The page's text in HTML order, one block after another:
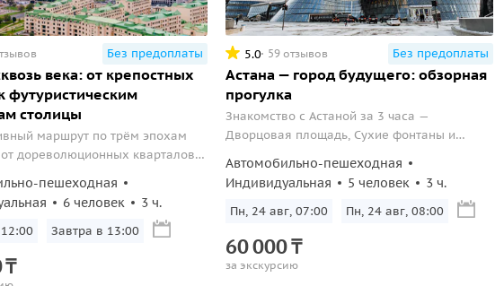
Без предоплаты
века: от крепостных
футуристическим
столицы
маршрут по трём эпохам
дореволюционных кварталов
пешеходная
6 человек 3 ч.
Завтра в 13:00
₸
5.0 59 отзывов Без предоплаты
Астана — город будущего: обзорная
прогулка
Знакомство с Астаной за 3 часа —
Дворцовая площадь, Сухие фонтаны и
Автомобильно-пешеходная
Индивидуальная
5 человек 3 ч.
Пн, 24 авг, 07:00 Пн, 24 авг, 08:00
60000₸
за экскурсию